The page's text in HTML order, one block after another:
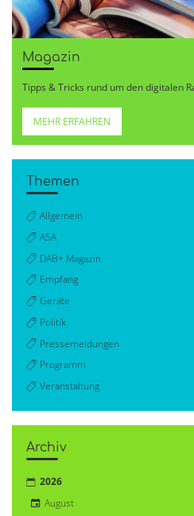
Magazin
Tipps & Tricks rund um den digitalen
MEHR ERFAHREN
Themen
Allgemein
ASA
DAB+ Magazin
Empfang
Geräte
Politik
Pressemeldungen
Programm
Veranstaltung
Archiv
2026
August